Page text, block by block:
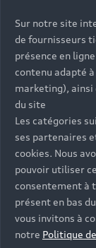
Sur notre site
de fournisseurs
présence en
contenu adapté
marketing), ainsi
du site
Les catégories
ses partenaires
cookies. Nous
pouvoir utiliser
consentement à
présent en bas
vous invitons à
notre Politique